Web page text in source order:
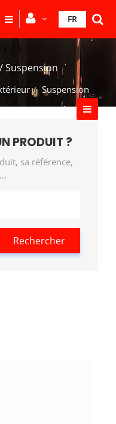
FR
Suspension
Suspension
PRODUIT ?
sa référence,
Rechercher